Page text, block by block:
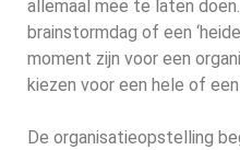
allemaal mee te laten
brainstormdag of een
moment zijn voor een
kiezen voor een hele of
De organisatieopstelling